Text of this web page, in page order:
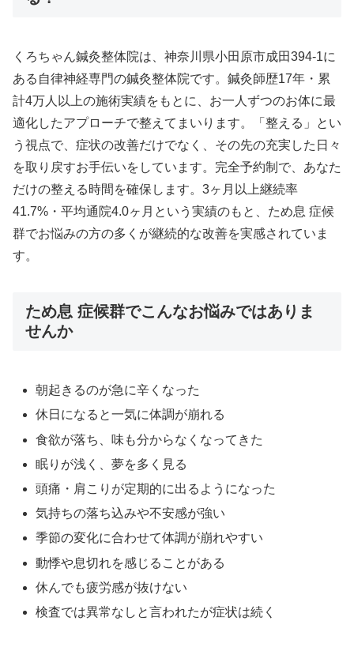
くろちゃん鍼灸整体院は、神奈川県小田原市成田394-1に
ある自律神経専門の鍼灸整体院です。鍼灸師歴17年・累
計4万人以上の施術実績をもとに、お一人ずつのお体に最
適化したアプローチで整えてまいります。「整える」とい
う視点で、症状の改善だけでなく、その先の充実した日々
を取り戻すお手伝いをしています。完全予約制で、あなた
だけの整える時間を確保します。3ヶ月以上継続率
41.7%・平均通院4.0ヶ月という実績のもと、ため息 症候
群でお悩みの方の多くが継続的な改善を実感されていま
す。
ため息 症候群でこんなお悩みではありま
せんか
朝起きるのが急に辛くなった
休日になると一気に体調が崩れる
食欲が落ち、味も分からなくなってきた
眠りが浅く、夢を多く見る
頭痛・肩こりが定期的に出るようになった
気持ちの落ち込みや不安感が強い
季節の変化に合わせて体調が崩れやすい
動悸や息切れを感じることがある
休んでも疲労感が抜けない
検査では異常なしと言われたが症状は続く